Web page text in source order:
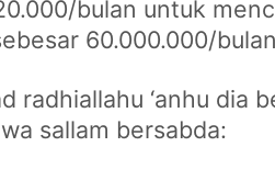
bulan untuk
60.000.000/
radhiallahu ‘anhu dia
sallam bersabda: